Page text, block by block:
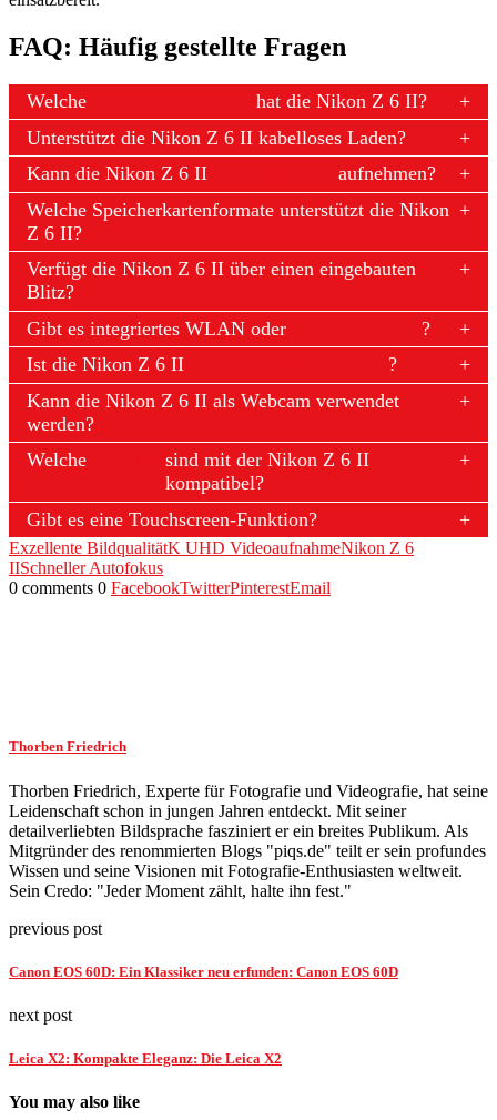
FAQ: Häufig gestellte Fragen
Welche
hat die Nikon Z 6 II?
Unterstützt die Nikon Z 6 II kabelloses Laden?
Kann die Nikon Z 6 II
aufnehmen?
Welche Speicherkartenformate unterstützt die Nikon
Z 6 II?
Verfügt die Nikon Z 6 II über einen eingebauten
Blitz?
Gibt es integriertes WLAN oder
?
Ist die Nikon Z 6 II
?
Kann die Nikon Z 6 II als Webcam verwendet
werden?
Welche
sind mit der Nikon Z 6 II
kompatibel?
Gibt es eine Touchscreen-Funktion?
Exzellente BildqualitätK UHD VideoaufnahmeNikon Z 6
IISchneller Autofokus
0 comments 0 FacebookTwitterPinterestEmail
Thorben Friedrich
Thorben Friedrich, Experte für Fotografie und Videografie, hat seine
Leidenschaft schon in jungen Jahren entdeckt. Mit seiner
detailverliebten Bildsprache fasziniert er ein breites Publikum. Als
Mitgründer des renommierten Blogs "piqs.de" teilt er sein profundes
Wissen und seine Visionen mit Fotografie-Enthusiasten weltweit.
Sein Credo: "Jeder Moment zählt, halte ihn fest."
previous post
Canon EOS 60D: Ein Klassiker neu erfunden: Canon EOS 60D
next post
Leica X2: Kompakte Eleganz: Die Leica X2
You may also like